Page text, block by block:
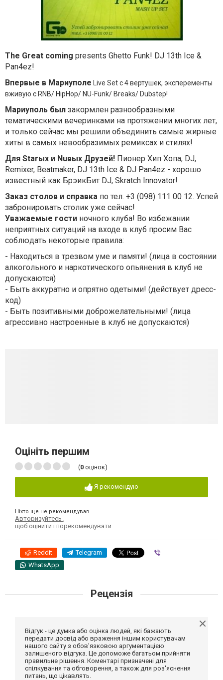
The Great coming presents Ghetto Funk! DJ 13th Ice &
Pan4ez!
Впервые в Мариуполе Live Set с 4 вертушек, эксперементы
вживую с RNB/ HipHop/ NU-Funk/ Breaks/ Dubstep!
Мариуполь был закормлен разнообразными
тематическими вечеринками на протяжении многих лет,
и только сейчас мы решили объединить самые жирные
хиты в самых невообразимых ремиксах и стилях!
Для Starых и Nuвых Друзей! Пионер Хип Хопа, DJ,
Remixer, Beatmaker, DJ 13th Ice & DJ Pan4ez - хорошо
известный как БрэикБит DJ, Skratch Innovator!
Заказ столов и справка по тел. +3 (098) 111 00 12. Успей
забронировать столик уже сейчас!
Уважаемые гости ночного клуба! Во избежании
неприятных ситуаций на входе в клуб просим Вас
соблюдать некоторые правила:
- Находиться в трезвом уме и памяти! (лица в состоянии
алкогольного и наркотического опьянения в клуб не
допускаются)
- Быть аккуратно и опрятно одетыми! (действует дресс-
код)
- Быть позитивными доброжелательными! (лица
агрессивно настроенные в клуб не допускаются)
Оцініть першим
(0 оцінок)
Я рекомендую
Ніхто ще не рекомендував
Авторизуйтесь
щоб оцінити і порекомендувати
Reddit Telegram
WhatsApp
Рецензія
Відгук - це думка або оцінка людей, які бажають
передати досвід або враження іншим користувачам
нашого сайту з обов'язковою аргументацією
залишеного відгука. Це допоможе багатьом прийняти
правильне рішення. Коментарі призначені для
спілкування та обговорення, а також для роз'яснення
питань, що цікавлять.